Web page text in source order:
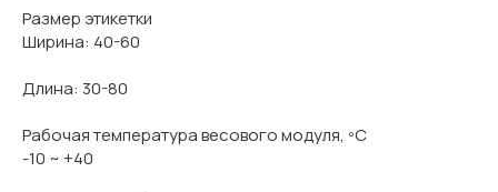
Размер этикетки
Ширина: 40-60
Длина: 30-80
Рабочая температура весового модуля, ºС
-10 ~ +40